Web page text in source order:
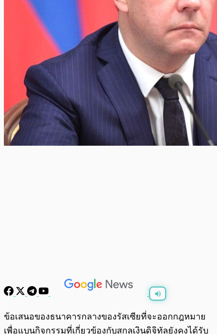
ข้อเสนอของธนาคารกลางของรัสเซียที่จะออกกฎหมาย
เพื่อแบนกิจกรรมที่เกี่ยวข้องกับสกุลเงินดิจิทัลยังคงได้รับ